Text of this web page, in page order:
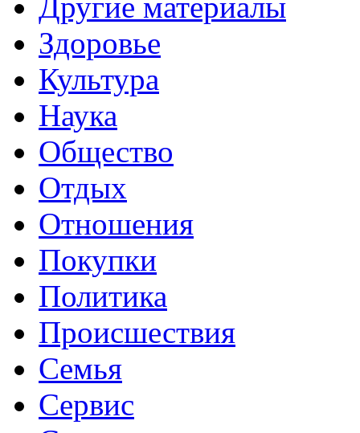
Здоровье
Культура
Наука
Общество
Отдых
Отношения
Покупки
Политика
Происшествия
Семья
Сервис